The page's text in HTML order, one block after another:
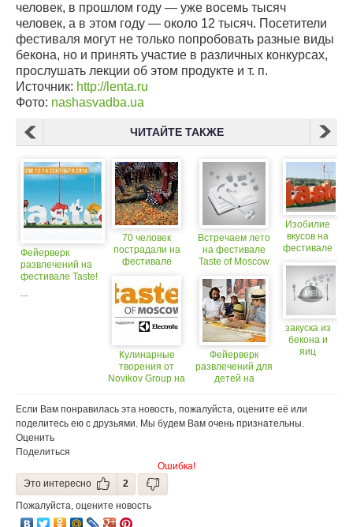
человек, в прошлом году — уже восемь тысяч
человек, а в этом году — около 12 тысяч. Посетители
фестиваля могут не только попробовать разные виды
бекона, но и принять участие в различных конкурсах,
прослушать лекции об этом продукте и т. п.
Источник: http://lenta.ru
Фото: nashasvadba.ua
ЧИТАЙТЕ ТАКЖЕ
Фейерверк
развлечений на
фестивале Taste!
...
70 человек
пострадали на
фестивале
Италии
Кулинарные
творения от
Novikov Group на
Встречаем лето
на фестивале
Taste of Moscow
Фейерверк
развлечений для
детей на
of Moscow 2016
Изобилие
вкусов на
фестивале
2014 в
Лужниках
закуска из
бекона и
яиц
Если Вам понравилась эта новость, пожалуйста, оцените её или
поделитесь ею с друзьями. Мы будем Вам очень признательны.
Оценить
Поделиться
Ошибка!
Это интересно
2
Пожалуйста, оцените новость